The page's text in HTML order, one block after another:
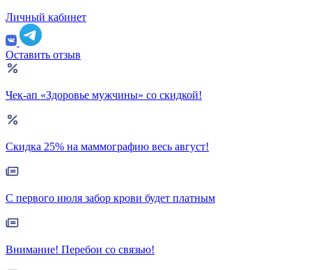
Личный кабинет
Оставить отзыв
Чек-ап «Здоровье мужчины» со скидкой!
Скидка 25% на маммографию весь август!
С первого июля забор крови будет платным
Внимание! Перебои со связью!